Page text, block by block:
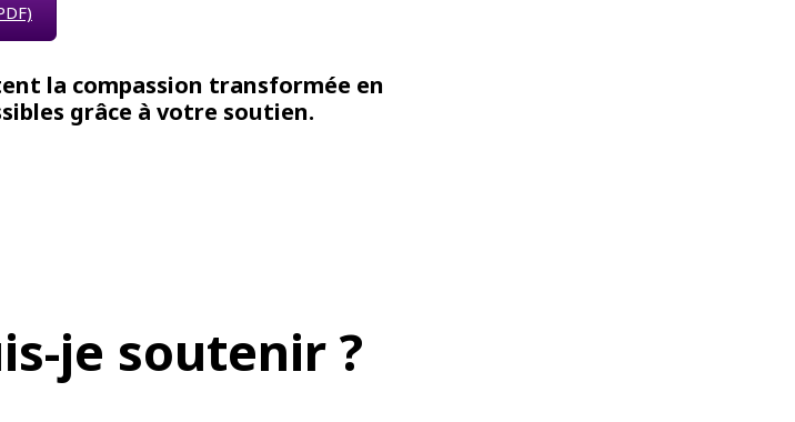
la compassion transformée en
grâce à votre soutien.
je soutenir ?